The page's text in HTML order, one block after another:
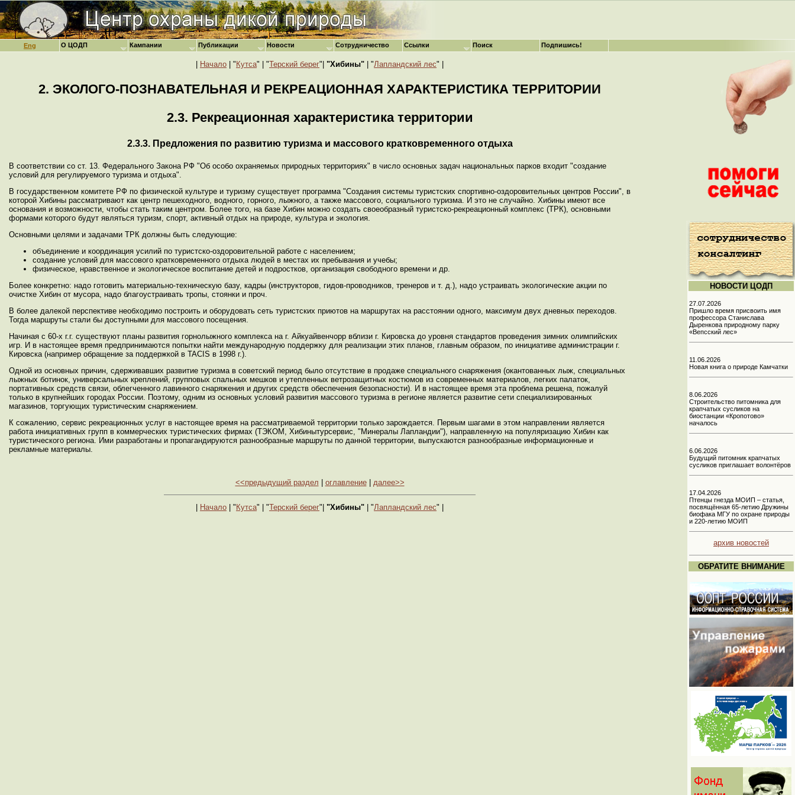
Eng
Начало | " Кутса" | "Терский берег"| "Хибины" | "Лапландский лес" |
2. ЭКОЛОГО-ПОЗНАВАТЕЛЬНАЯ И РЕКРЕАЦИОННАЯ ХАРАКТЕРИСТИКА ТЕРРИТОРИИ
2.3. Рекреационная характеристика территории
2.3.3. Предложения по развитию туризма и массового кратковременного отдыха
В соответствии со ст. 13. Федерального Закона РФ "Об особо охраняемых природных территориях" в число основных задач национальных парков входит "создание
условий для регулируемого туризма и отдыха".
В государственном комитете РФ по физической культуре и туризму существует программа "Создания системы туристских спортивно-оздоровительных центров России", в
которой Хибины рассматривают как центр пешеходного, водного, горного, лыжного, а также массового, социального туризма. И это не случайно. Хибины имеют все
основания и возможности, чтобы стать таким центром. Более того, на базе Хибин можно создать своеобразный туристско-рекреационный комплекс (ТРК), основными
формами которого будут являться туризм, спорт, активный отдых на природе, культура и экология.
Основными целями и задачами ТРК должны быть следующие:
объединение и координация усилий по туристско-оздоровительной работе с населением;
создание условий для массового кратковременного отдыха людей в местах их пребывания и учебы;
физическое, нравственное и экологическое воспитание детей и подростков, организация свободного времени и др.
Более конкретно: надо готовить материально-техническую базу, кадры (инструкторов, гидов-проводников, тренеров и т. д.), надо устраивать экологические акции по
очистке Хибин от мусора, надо благоустраивать тропы, стоянки и проч.
В более далекой перспективе необходимо построить и оборудовать сеть туристских приютов на маршрутах на расстоянии одного, максимум двух дневных переходов.
Тогда маршруты стали бы доступными для массового посещения.
Начиная с 60-х г.г. существуют планы развития горнолыжного комплекса на г. Айкуайвенчорр вблизи г. Кировска до уровня стандартов проведения зимних олимпийских
игр. И в настоящее время предпринимаются попытки найти международную поддержку для реализации этих планов, главным образом, по инициативе администрации г.
Кировска (например обращение за поддержкой в TACIS в 1998 г.).
Одной из основных причин, сдерживавших развитие туризма в советский период было отсутствие в продаже специального снаряжения (окантованных лыж, специальных
лыжных ботинок, универсальных креплений, групповых спальных мешков и утепленных ветрозащитных костюмов из современных материалов, легких палаток,
портативных средств связи, облегченного лавинного снаряжения и других средств обеспечения безопасности). И в настоящее время эта проблема решена, пожалуй
только в крупнейших городах России. Поэтому, одним из основных условий развития массового туризма в регионе является развитие сети специализированных
магазинов, торгующих туристическим снаряжением.
К сожалению, сервис рекреационных услуг в настоящее время на рассматриваемой территории только зарождается. Первым шагами в этом направлении является
работа инициативных групп в коммерческих туристических фирмах (ТЭКОМ, Хибинытурсервис, "Минералы Лапландии"), направленную на популяризацию Хибин как
туристического региона. Ими разработаны и пропагандируются разнообразные маршруты по данной территории, выпускаются разнообразные информационные и
рекламные материалы.
<<предыдущий раздел оглавление| далее>>
Начало | " Кутса" | "Терский берег"| "Хибины" | "Лапландский лес" |
НОВОСТИ ЦОДП
27.07.2026
Пришло время присвоить имя
профессора Станислава
Дыренкова природному парку
«Вепсский лес»
11.06.2026
Новая книга о природе Камчатки
8.06.2026
Строительство питомника для
крапчатых сусликов на
биостанции «Кропотово»
началось
6.06.2026
Будущий питомник крапчатых
сусликов приглашает волонтёров
17.04.2026
Птенцы гнезда МОИП – статья,
посвящённая 65-летию Дружины
биофака МГУ по охране природы
и 220-летию МОИП
архив новостей
ОБРАТИТЕ ВНИМАНИЕ
О ЦОДП Кампании Публикации Новости Сотрудничество Ссылки Поиск Подпишись!